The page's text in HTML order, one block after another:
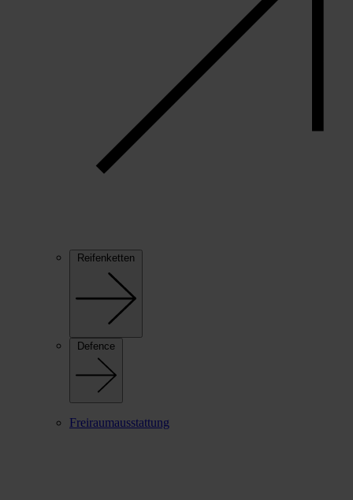
Reifenketten
Defence
Freiraumausstattung